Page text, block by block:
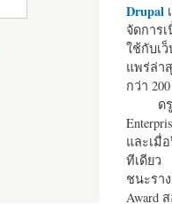
Drupal
จัดการ
ใช้กับเ
แพร่ล่า
กว่า
ดรูปั
และเมื่
ทีเดียว
ชนะราง
Award